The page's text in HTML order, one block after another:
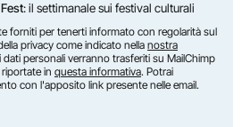
Fest: il settimanale sui festival culturali
forniti per tenerti informato con regolarità sul
privacy come indicato nella nostra
personali verranno trasferiti su MailChimp
in questa informativa. Potrai
con l'apposito link presente nelle email.